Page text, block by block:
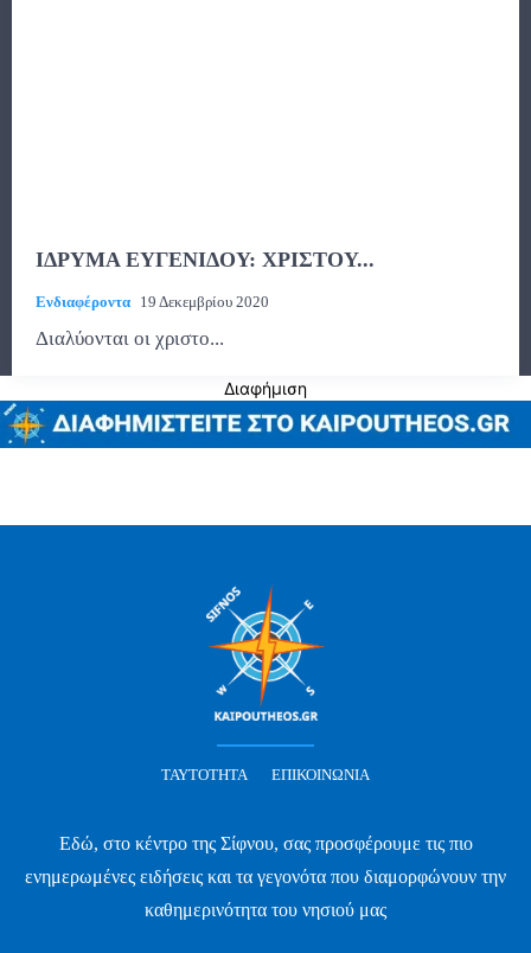
ΙΔΡΥΜΑ ΕΥΓΕΝΙΔΟΥ: ΧΡΙΣΤΟΥ...
Ενδιαφέροντα 19 Δεκεμβρίου 2020
Διαλύονται οι χριστο...
Διαφήμιση
ΤΑΥΤΌΤΗΤΑ ΕΠΙΚΟΙΝΩΝΊΑ
Εδώ, στο κέντρο της Σίφνου, σας προσφέρουμε τις πιο
ενημερωμένες ειδήσεις και τα γεγονότα που διαμορφώνουν την
καθημερινότητα του νησιού μας